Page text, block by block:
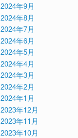
2024年9月
2024年8月
2024年7月
2024年6月
2024年5月
2024年4月
2024年3月
2024年2月
2024年1月
2023年12月
2023年11月
2023年10月